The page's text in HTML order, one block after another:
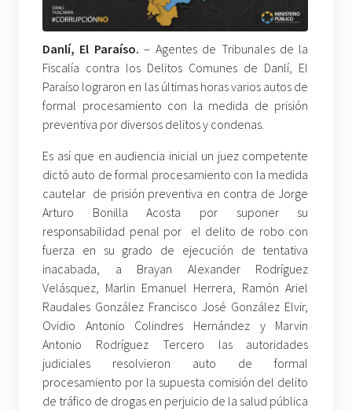
Danlí, El Paraíso. – Agentes de Tribunales de la
Fiscalía contra los Delitos Comunes de Danlí, El
Paraíso lograron en las últimas horas varios autos de
formal procesamiento con la medida de prisión
preventiva por diversos delitos y condenas.
Es así que en audiencia inicial un juez competente
dictó auto de formal procesamiento con la medida
cautelar de prisión preventiva en contra de Jorge
Arturo Bonilla Acosta por suponer su
responsabilidad penal por el delito de robo con
fuerza en su grado de ejecución de tentativa
inacabada, a Brayan Alexander Rodríguez
Velásquez, Marlin Emanuel Herrera, Ramón Ariel
Raudales González Francisco José González Elvir,
Ovidio Antonio Colindres Hernández y Marvin
Antonio Rodríguez Tercero las autoridades
judiciales resolvieron auto de formal
procesamiento por la supuesta comisión del delito
de tráfico de drogas en perjuicio de la salud pública